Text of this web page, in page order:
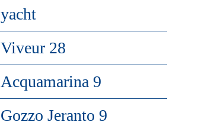
yacht
Viveur 28
Acquamarina 9
Gozzo Jeranto 9